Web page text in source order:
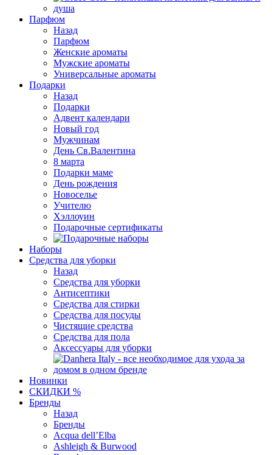
Парфюм
Назад
Парфюм
Женские ароматы
Мужские ароматы
Универсальные ароматы
Подарки
Назад
Подарки
Адвент календари
Новый год
Мужчинам
День Св.Валентина
8 марта
Подарки маме
День рождения
Новоселье
Учителю
Хэллоуин
Подарочные сертификаты
Наборы
Средства для уборки
Назад
Средства для уборки
Антисептики
Средства для стирки
Средства для посуды
Чистящие средства
Средства для пола
Аксессуары для уборки
Новинки
СКИДКИ %
Бренды
Назад
Бренды
Acqua dell’Elba
Ashleigh & Burwood